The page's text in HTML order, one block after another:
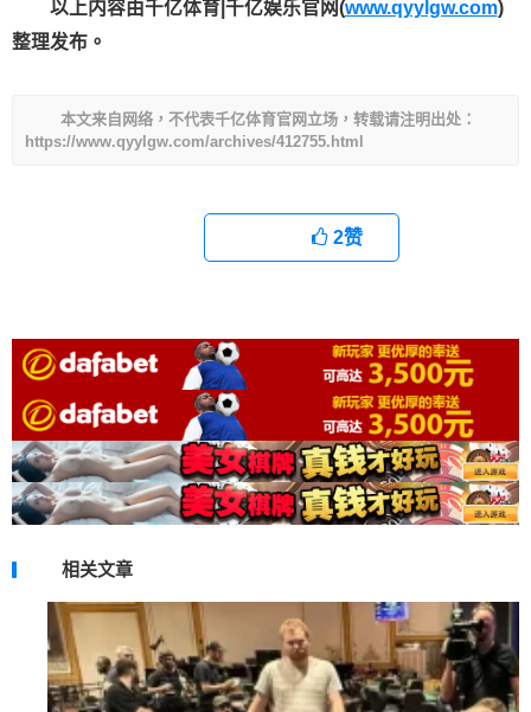
以上内容由千亿体育|千亿娱乐官网(www.qyylgw.com)
整理发布。
本文来自网络，不代表千亿体育官网立场，转载请注明出处：
https://www.qyylgw.com/archives/412755.html
2赞
相关文章